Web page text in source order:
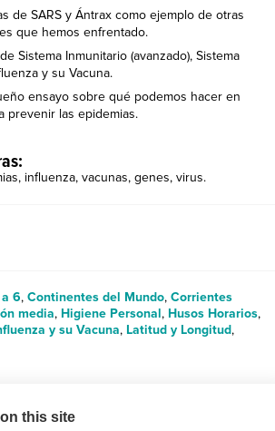
de SARS y Ántrax como ejemplo de otras
que hemos enfrentado.
Sistema Inmunitario (avanzado), Sistema
y su Vacuna.
ensayo sobre qué podemos hacer en
prevenir las epidemias.
influenza, vacunas, genes, virus.
6, Continentes del Mundo, Corrientes
media, Higiene Personal, Husos Horarios,
y su Vacuna, Latitud y Longitud,
this site